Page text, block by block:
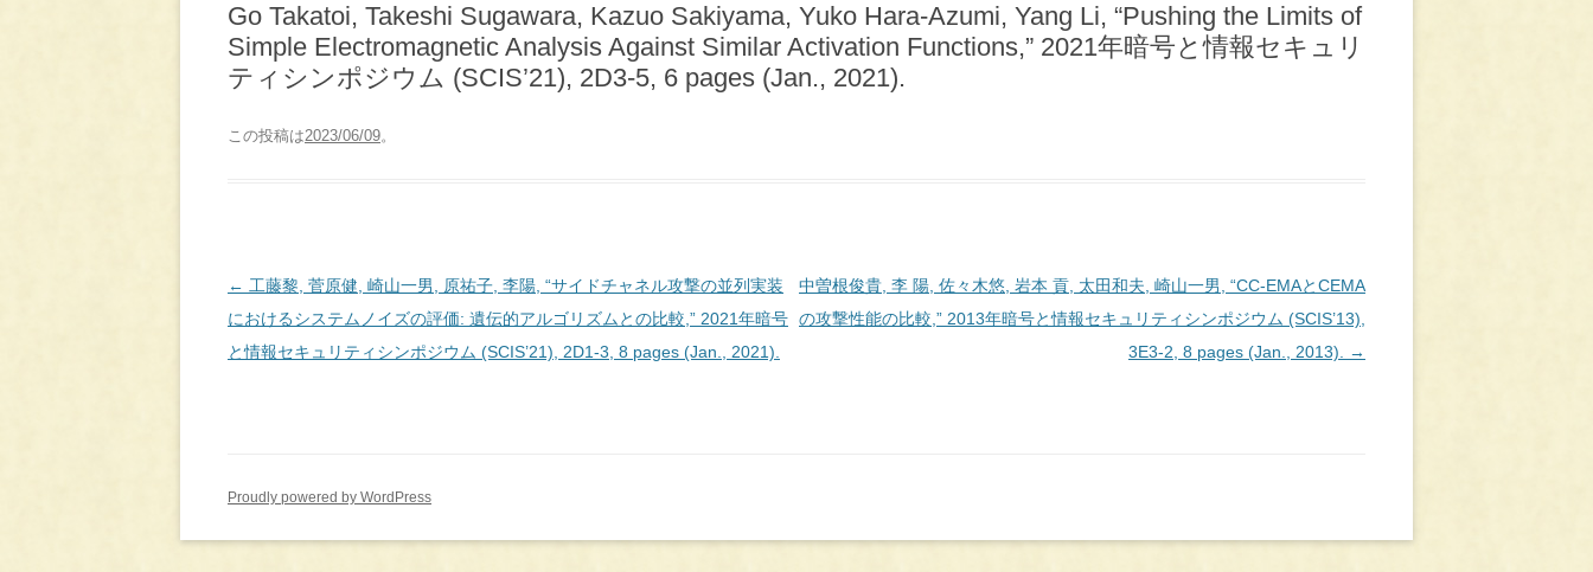
Go Takatoi, Takeshi Sugawara, Kazuo Sakiyama, Yuko Hara-Azumi, Yang Li, “Pushing the Limits of
Simple Electromagnetic Analysis Against Similar Activation Functions,” 2021年暗号と情報セキュリ
ティシンポジウム (SCIS’21), 2D3-5, 6 pages (Jan., 2021).
この投稿は2023/06/09。
投
稿
ナ
← 工藤黎, 菅原健, 崎山一男, 原祐子, 李陽, “サイドチャネル攻撃の並列実装
におけるシステムノイズの評価: 遺伝的アルゴリズムとの比較,” 2021年暗号
と情報セキュリティシンポジウム (SCIS’21), 2D1-3, 8 pages (Jan., 2021).
中曽根俊貴, 李 陽, 佐々木悠, 岩本 貢, 太田和夫, 崎山一男, “CC-EMAとCEMA
の攻撃性能の比較,” 2013年暗号と情報セキュリティシンポジウム (SCIS’13),
3E3-2, 8 pages (Jan., 2013).
→
Proudly powered by WordPress